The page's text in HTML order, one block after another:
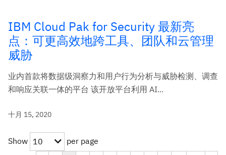
IBM Cloud Pak for Security 最新亮
点：可更高效地跨工具、团队和云管理
威胁
业内首款将数据级洞察力和用户行为分析与威胁检测、调查
和响应关联一体的平台 该开放平台利用 AI...
十月 15, 2020
Show 10
per page